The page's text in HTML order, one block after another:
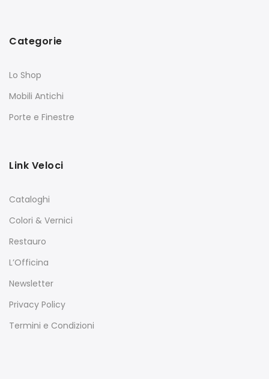
Categorie
Lo Shop
Mobili Antichi
Porte e Finestre
Link Veloci
Cataloghi
Colori & Vernici
Restauro
L’Officina
Newsletter
Privacy Policy
Termini e Condizioni